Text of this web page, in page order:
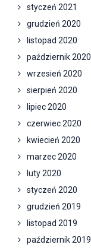
styczeń 2021
grudzień 2020
listopad 2020
październik 2020
wrzesień 2020
sierpień 2020
lipiec 2020
czerwiec 2020
kwiecień 2020
marzec 2020
luty 2020
styczeń 2020
grudzień 2019
listopad 2019
październik 2019